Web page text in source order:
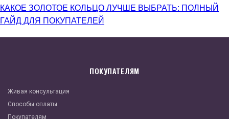
КАКОЕ ЗОЛОТОЕ КОЛЬЦО ЛУЧШЕ ВЫБРАТЬ: ПОЛНЫЙ
ГАЙД ДЛЯ ПОКУПАТЕЛЕЙ
ПОКУПАТЕЛЯМ
Живая консультация
Способы оплаты
Покупателям